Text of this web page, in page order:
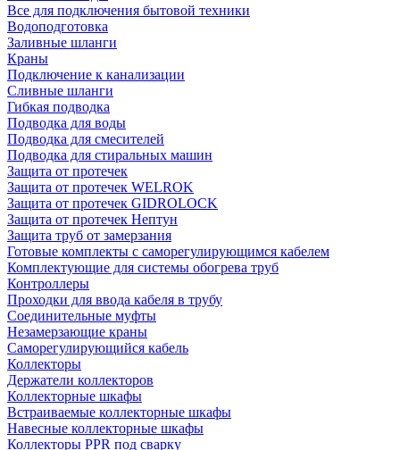
Все для подключения бытовой техники
Водоподготовка
Заливные шланги
Краны
Подключение к канализации
Сливные шланги
Гибкая подводка
Подводка для воды
Подводка для смесителей
Подводка для стиральных машин
Защита от протечек
Защита от протечек WELROK
Защита от протечек GIDROLOCK
Защита от протечек Нептун
Защита труб от замерзания
Готовые комплекты с саморегулирующимся кабелем
Комплектующие для системы обогрева труб
Контроллеры
Проходки для ввода кабеля в трубу
Соединительные муфты
Незамерзающие краны
Саморегулирующийся кабель
Коллекторы
Держатели коллекторов
Коллекторные шкафы
Встраиваемые коллекторные шкафы
Навесные коллекторные шкафы
Коллекторы PPR под сварку